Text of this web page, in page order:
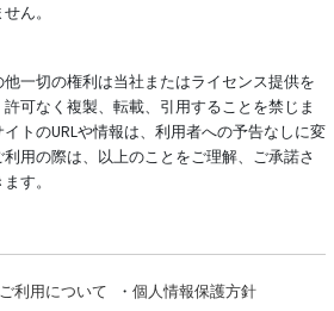
ん。
一切の権利は当社またはライセンス提供を
可なく複製、転載、引用することを禁じま
トのURLや情報は、利用者への予告なしに変
用の際は、以上のことをご理解、ご承諾さ
す。
利用について ・ 個人情報保護方針